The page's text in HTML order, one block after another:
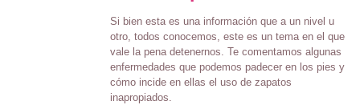
Si bien esta es una información que a un nivel u
otro, todos conocemos, este es un tema en el que
vale la pena detenernos. Te comentamos algunas
enfermedades que podemos padecer en los pies y
cómo incide en ellas el uso de zapatos
inapropiados.